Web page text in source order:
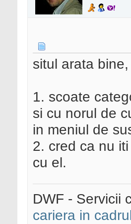
situl arata
1. scoate
si cu norul de
in meniul de
2. cred ca nu
cu el.
DWF - Servicii
cariera in